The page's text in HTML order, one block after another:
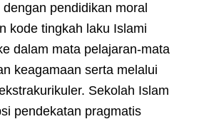
pendidikan moral
kode tingkah laku Islami
dalam mata pelajaran-mata
keagamaan serta melalui
Sekolah Islam
pendekatan pragmatis